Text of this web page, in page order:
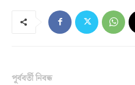
পূর্ববর্তী নিবন্ধ